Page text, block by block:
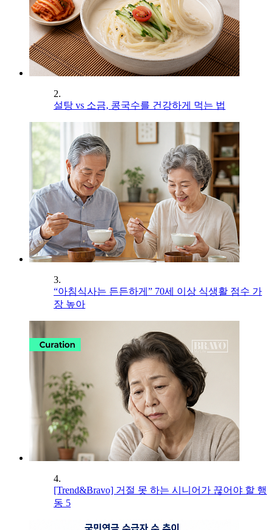
2.
설탕 vs 소금, 콩국수를 건강하게 먹는 법
3.
“아침식사는 든든하게” 70세 이상 식생활 점수 가
장 높아
4.
[Trend&Bravo] 거절 못 하는 시니어가 끊어야 할 행
동 5